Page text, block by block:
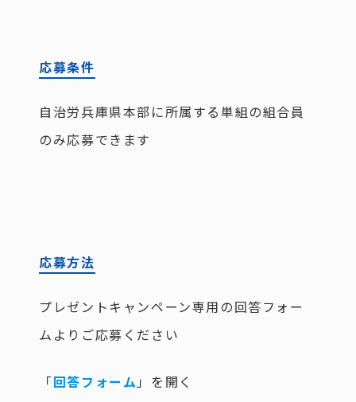
応募条件
自治労兵庫県本部に所属する単組の組合員
のみ応募できます
応募方法
プレゼントキャンペーン専用の回答フォー
ムよりご応募ください
「回答フォーム 」を開く